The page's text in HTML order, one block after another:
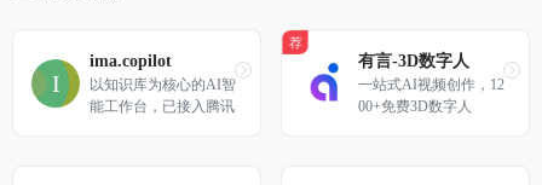
ima.copilot
以知识库为核心的AI智
能工作台，已接入腾讯
荐
有言-3D数字人
一站式AI视频创作，12
00+免费3D数字人